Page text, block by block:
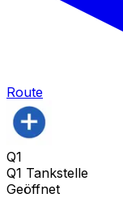
Route
Q1
Q1 Tankstelle
Geöffnet